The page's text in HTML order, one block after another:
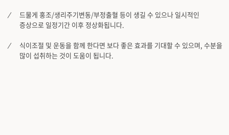
드물게 홍조/생리주기변동/부정출혈 등이 생길 수 있으나 일시적인
증상으로 일정기간 이후 정상화됩니다.
식이조절 및 운동을 함께 한다면 보다 좋은 효과를 기대할 수 있으며, 수분을
많이 섭취하는 것이 도움이 됩니다.